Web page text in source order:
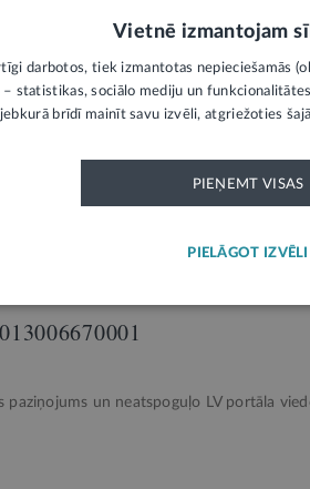
Fonds
paziņojums un neatspoguļo LV portāla
Vietnē izmantojam
darbotos, tiek izmantotas nepieciešamās
statistikas, sociālo mediju un
brīdī mainīt savu izvēli, atgriežoties
PIEŅEMT VISAS
PIELĀGOT IZVĒLI